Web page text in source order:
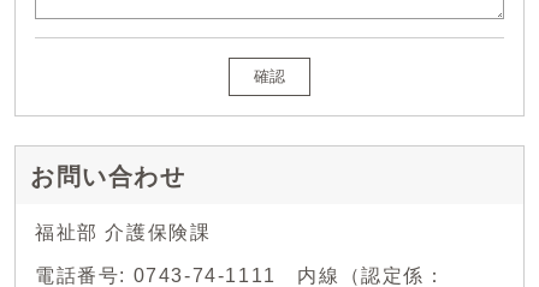
確認
お問い合わせ
福祉部 介護保険課
電話番号: 0743-74-1111 内線（認定係：